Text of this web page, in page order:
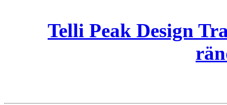
Telli Peak Design